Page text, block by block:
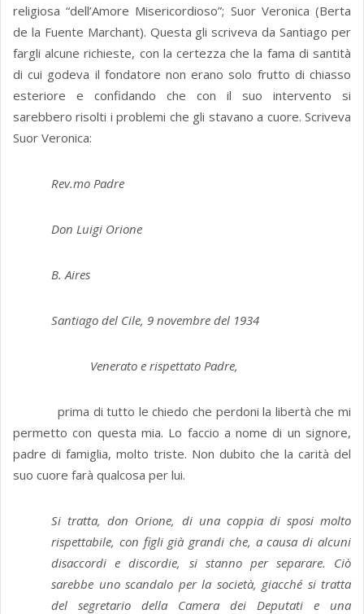
religiosa “dell’Amore Misericordioso”; Suor Veronica (Berta
de la Fuente Marchant). Questa gli scriveva da Santiago per
fargli alcune richieste, con la certezza che la fama di santità
di cui godeva il fondatore non erano solo frutto di chiasso
esteriore e confidando che con il suo intervento si
sarebbero risolti i problemi che gli stavano a cuore. Scriveva
Suor Veronica:
Rev.mo Padre
Don Luigi Orione
B. Aires
Santiago del Cile, 9 novembre del 1934
Venerato e rispettato Padre,
prima di tutto le chiedo che perdoni la libertà che mi
permetto con questa mia. Lo faccio a nome di un signore,
padre di famiglia, molto triste. Non dubito che la carità del
suo cuore farà qualcosa per lui.
Si tratta, don Orione, di una coppia di sposi molto
rispettabile, con figli già grandi che, a causa di alcuni
disaccordi e discordie, si stanno per separare. Ciò
sarebbe uno scandalo per la società, giacché si tratta
del segretario della Camera dei Deputati e una